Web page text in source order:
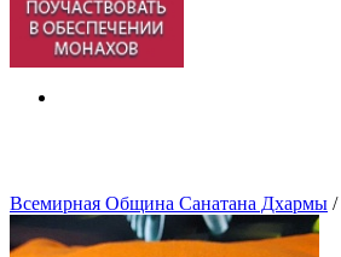
Всемирная Община Санатана Дхармы /